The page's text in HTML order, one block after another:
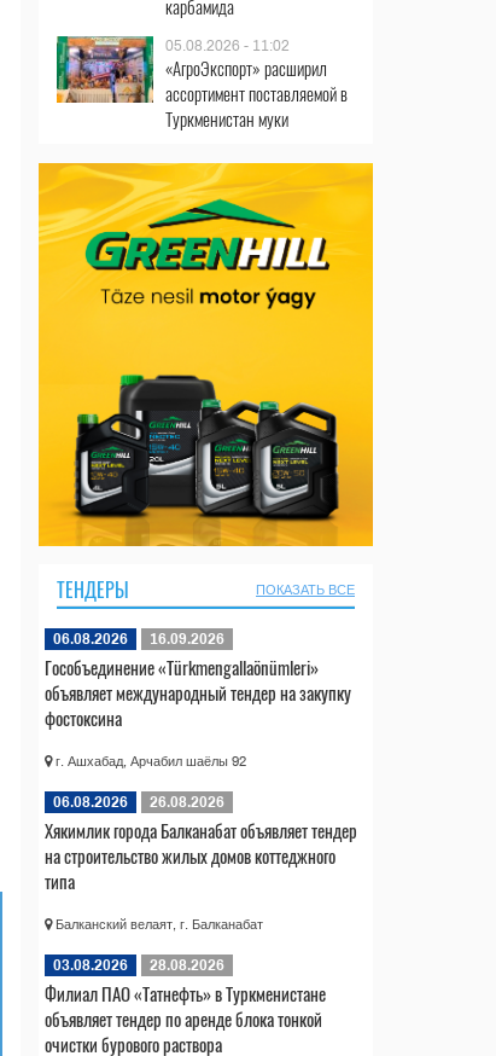
карбамида
05.08.2026 - 11:02
«АгроЭкспорт» расширил
ассортимент поставляемой в
Туркменистан муки
ТЕНДЕРЫ ПОКАЗАТЬ ВСЕ
06.08.2026 16.09.2026
Гособъединение «Türkmengallaönümleri»
объявляет международный тендер на закупку
фостоксина
г. Ашхабад, Арчабил шаёлы 92
06.08.2026 26.08.2026
Хякимлик города Балканабат объявляет тендер
на строительство жилых домов коттеджного
типа
Балканский велаят, г. Балканабат
03.08.2026 28.08.2026
Филиал ПАО «Татнефть» в Туркменистане
объявляет тендер по аренде блока тонкой
очистки бурового раствора